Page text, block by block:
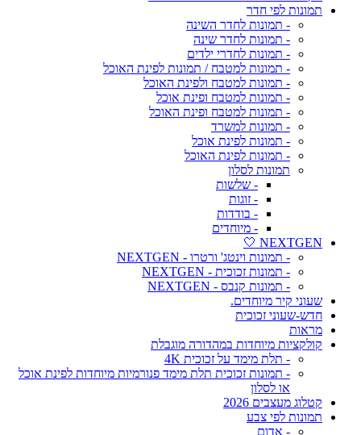
תמונות לפי חדר
- תמונות לחדר השינה
- תמונות לחדר שינה
- תמונות לחדרי ילדים
- תמונות למטבח / תמונות לפינת האוכל
- תמונות למטבח ולפינת האוכל
- תמונות למטבח ופינת אוכל
- תמונות למטבח ופינת האוכל
- תמונות למשרד
- תמונות לפינת אוכל
- תמונות לפינת האוכל
תמונות לסלון
- שלשות
- זוגות
- בודדות
- מיוחדים
NEXTGEN 🤍
- תמונות וינטג' ורטרו - NEXTGEN
- תמונות זכוכית - NEXTGEN
- תמונות קנבס - NEXTGEN
שעוני קיר מיוחדים.
חדש-שעוני זכוכית
מראות
קולקציות מיוחדות במהדורה מוגבלת
- תלת מימד על זכוכית 4K
- תמונות זכוכית תלת מימד פנורמיות מיוחדות לפינת אוכל
או לסלון
קטלוג מעצבים 2026
תמונות לפי צבע
- אדום